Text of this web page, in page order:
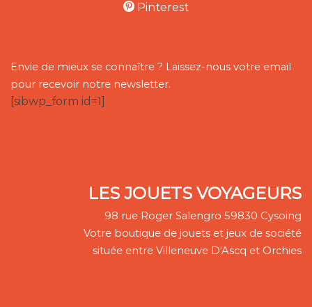
Pinterest
Envie de mieux se connaître ? Laissez-nous votre email
pour recevoir notre newsletter.
[sibwp_form id=1]
LES JOUETS VOYAGEURS
98 rue Roger Salengro 59830 Cysoing
Votre boutique de jouets et jeux de société
située entre Villeneuve D'Ascq et Orchies